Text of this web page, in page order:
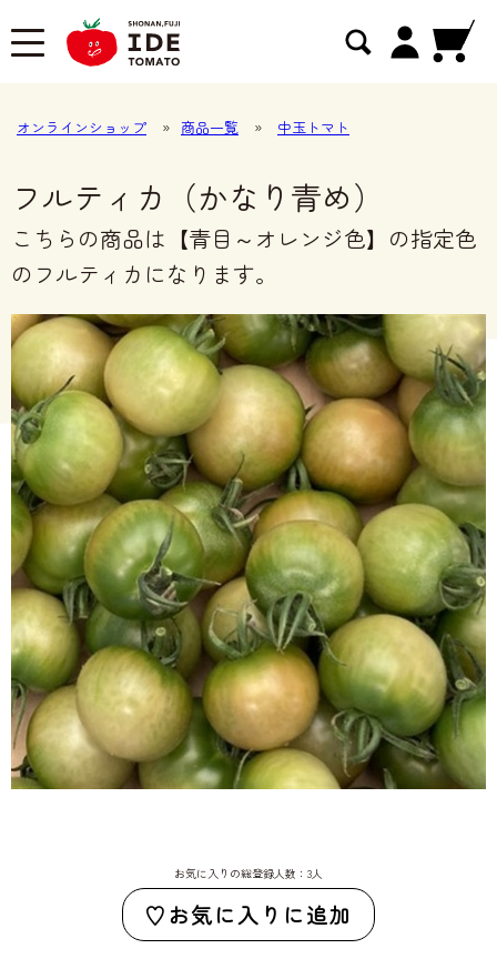
オンラインショップ » 商品一覧 » 中玉トマト
フルティカ（かなり青め）
こちらの商品は【青目～オレンジ色】の指定色
のフルティカになります。
お気に入りの総登録人数：3人
お気に入りに追加